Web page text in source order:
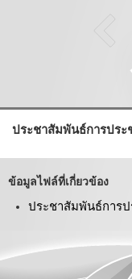
ประชาสัมพันธ์การปร
ข้อมูลไฟล์ที่เกี่ยวข้อง
ประชาสัมพันธ์การ